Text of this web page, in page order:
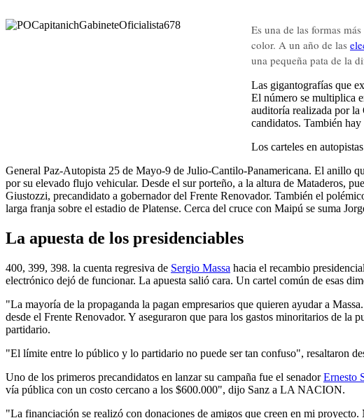
Es una de las formas
color. A un año de las
una pequeña pata de la
Las gigantografías que
El número se multiplica
auditoría realizada por
candidatos. También
Los carteles en
General Paz-Autopista 25 de Mayo-9 de Julio-Cantilo-Panamericana. El anillo
por su elevado flujo vehicular. Desde el sur porteño, a la altura de Mataderos,
Giustozzi, precandidato a gobernador del Frente Renovador. También el
larga franja sobre el estadio de Platense. Cerca del cruce con Maipú se suma
La apuesta de los presidenciables
400, 399, 398. la cuenta regresiva de Sergio Massa hacia el recambio
electrónico dejó de funcionar. La apuesta salió cara. Un cartel común de esas
"La mayoría de la propaganda la pagan empresarios que quieren ayudar a
desde el Frente Renovador. Y aseguraron que para los gastos minoritarios de
partidario.
"El límite entre lo público y lo partidario no puede ser tan confuso", resaltaron
Uno de los primeros precandidatos en lanzar su campaña fue el senadorErnesto
vía pública con un costo cercano a los $600.000", dijo Sanz a LA NACION.
"La financiación se realizó con donaciones de amigos que creen en mi